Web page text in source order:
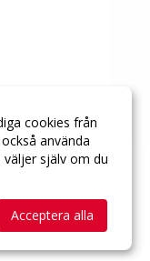
cookies från
använda
själv om du
Acceptera alla